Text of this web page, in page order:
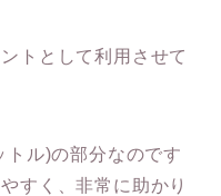
トとして利用させて
ル)の部分なのです
すく、非常に助かり